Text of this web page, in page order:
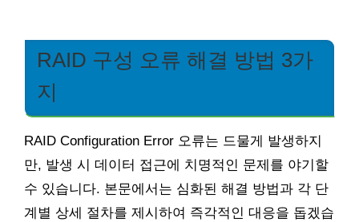
RAID 구성 오류 해결 방법 3가
지
RAID Configuration Error 오류는 드물게 발생하지
만, 발생 시 데이터 접근에 치명적인 문제를 야기할
수 있습니다. 본문에서는 심화된 해결 방법과 각 단
계별 상세 절차를 제시하여 즉각적인 대응을 돕겠습